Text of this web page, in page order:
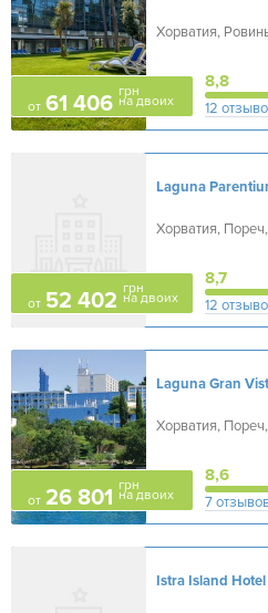
от 61 406 грн
на двоих
Хорватия,
8,8
12
от 52 402 грн
на двоих
Laguna
Хорватия,
8,7
12
от 26 801 грн
на двоих
Laguna Gran
Хорватия,
8,6
7
Istra Island Hotel